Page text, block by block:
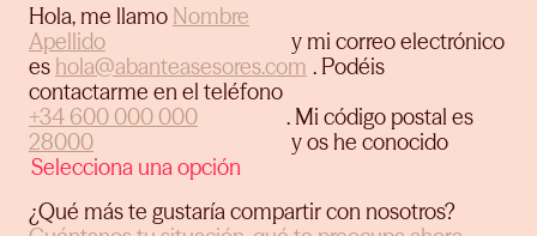
Hola, me llamo
y mi correo electrónico
es
. Podéis
contactarme en el teléfono
. Mi código postal es
y os he conocido
¿Qué más te gustaría compartir con nosotros?